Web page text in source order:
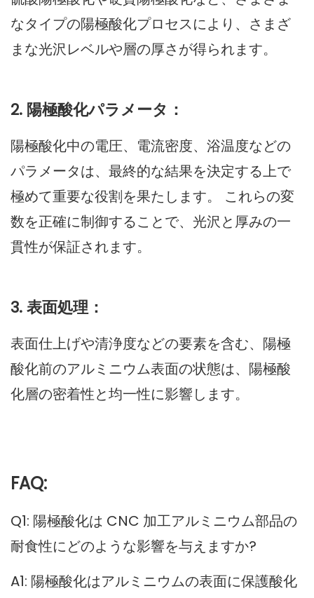
なタイプの陽極酸化プロセスにより、さまざ
まな光沢レベルや層の厚さが得られます。
2. 陽極酸化パラメータ：
陽極酸化中の電圧、電流密度、浴温度などの
パラメータは、最終的な結果を決定する上で
極めて重要な役割を果たします。 これらの変
数を正確に制御することで、光沢と厚みの一
貫性が保証されます。
3. 表面処理：
表面仕上げや清浄度などの要素を含む、陽極
酸化前のアルミニウム表面の状態は、陽極酸
化層の密着性と均一性に影響します。
FAQ:
Q1: 陽極酸化は CNC 加工アルミニウム部品の
耐食性にどのような影響を与えますか?
A1: 陽極酸化はアルミニウムの表面に保護酸化